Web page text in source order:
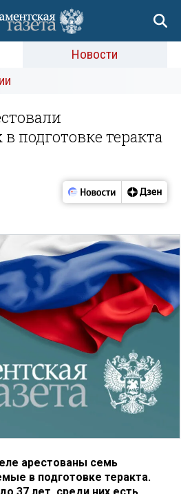
Новости
подготовке теракта
арестованы семь
в подготовке теракта.
37 лет, среди них есть